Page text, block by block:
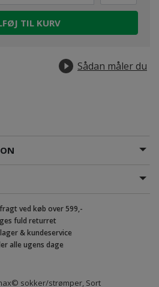
TIL KURV
Sådan måler du
ved køb over 599,-
fuld returret
& kundeservice
alle ugens dage
sokker/strømper, Sort